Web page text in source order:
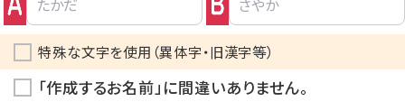
特殊な文字を使用（異体字・旧漢字等）
「作成するお名前」に間違いありません。